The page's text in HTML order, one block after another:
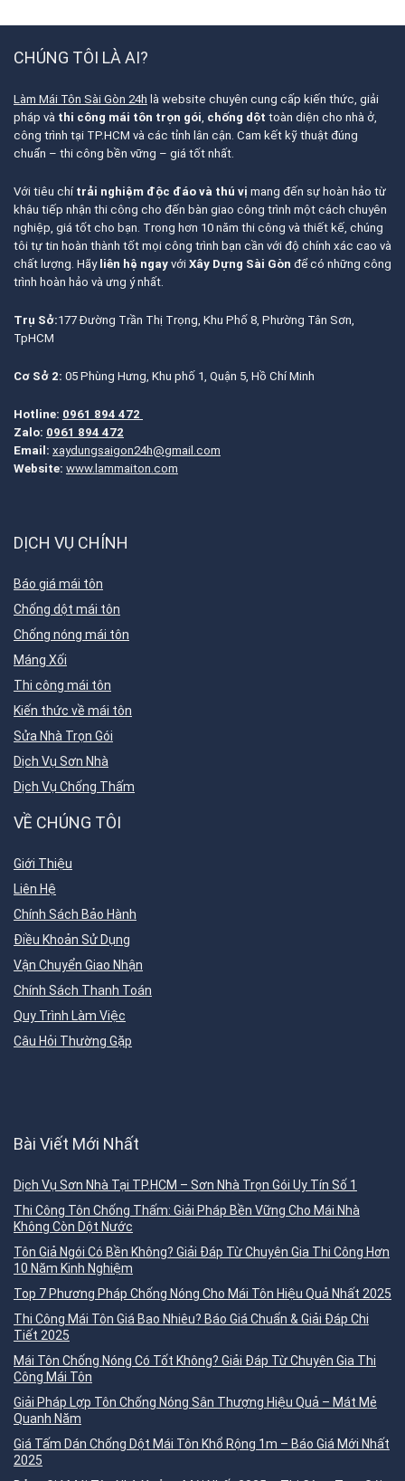
CHÚNG TÔI LÀ AI?
Làm Mái Tôn Sài Gòn 24h là website chuyên cung cấp kiến thức, giải
pháp và thi công mái tôn trọn gói, chống dột toàn diện cho nhà ở,
công trình tại TP.HCM và các tỉnh lân cận. Cam kết kỹ thuật đúng
chuẩn – thi công bền vững – giá tốt nhất.
Với tiêu chí trải nghiệm độc đáo và thú vị mang đến sự hoàn hảo từ
khâu tiếp nhận thi công cho đến bàn giao công trình một cách chuyên
nghiệp, giá tốt cho bạn. Trong hơn 10 năm thi công và thiết kế, chúng
tôi tự tin hoàn thành tốt mọi công trình bạn cần với độ chính xác cao và
chất lượng. Hãy liên hệ ngay với Xây Dựng Sài Gòn để có những công
trình hoàn hảo và ưng ý nhất.
Trụ Sở:177 Đường Trần Thị Trọng, Khu Phố 8, Phường Tân Sơn,
TpHCM
Cơ Sở 2: 05 Phùng Hưng, Khu phố 1, Quận 5, Hồ Chí Minh
Hotline: 0961 894 472
Zalo: 0961 894 472
Email: xaydungsaigon24h@gmail.com
Website: www.lammaiton.com
DỊCH VỤ CHÍNH
Báo giá mái tôn
Chống dột mái tôn
Chống nóng mái tôn
Máng Xối
Thi công mái tôn
Kiến thức về mái tôn
Sửa Nhà Trọn Gói
Dịch Vụ Sơn Nhà
Dịch Vụ Chống Thấm
VỀ CHÚNG TÔI
Giới Thiệu
Liên Hệ
Chính Sách Bảo Hành
Điều Khoản Sử Dụng
Vận Chuyển Giao Nhận
Chính Sách Thanh Toán
Quy Trình Làm Việc
Câu Hỏi Thường Gặp
Bài Viết Mới Nhất
Dịch Vụ Sơn Nhà Tại TP.HCM – Sơn Nhà Trọn Gói Uy Tín Số 1
Thi Công Tôn Chống Thấm: Giải Pháp Bền Vững Cho Mái Nhà
Không Còn Dột Nước
Tôn Giả Ngói Có Bền Không? Giải Đáp Từ Chuyên Gia Thi Công Hơn
10 Năm Kinh Nghiệm
Top 7 Phương Pháp Chống Nóng Cho Mái Tôn Hiệu Quả Nhất 2025
Thi Công Mái Tôn Giá Bao Nhiêu? Báo Giá Chuẩn & Giải Đáp Chi
Tiết 2025
Mái Tôn Chống Nóng Có Tốt Không? Giải Đáp Từ Chuyên Gia Thi
Công Mái Tôn
Giải Pháp Lợp Tôn Chống Nóng Sân Thượng Hiệu Quả – Mát Mẻ
Quanh Năm
Giá Tấm Dán Chống Dột Mái Tôn Khổ Rộng 1m – Báo Giá Mới Nhất
2025